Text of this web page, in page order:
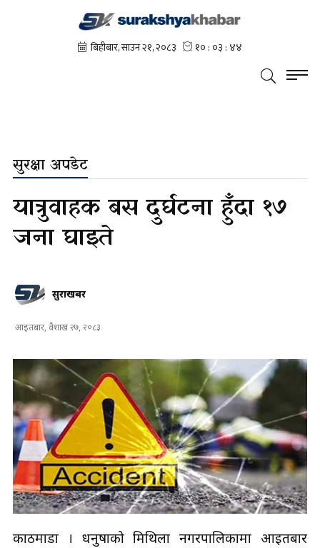
सुरक्षा अपडेट
यात्रुवाहक बस दुर्घटना हुँदा १७
जना घाइते
सुरक्षाखबर
आइतबार, वैशाख २७, २०८३
काठमाडौं । धनुषाको मिथिला नगरपालिकामा आइतबार